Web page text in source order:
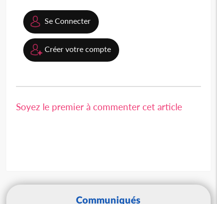
Se Connecter
Créer votre compte
Soyez le premier à commenter cet article
Communiqués